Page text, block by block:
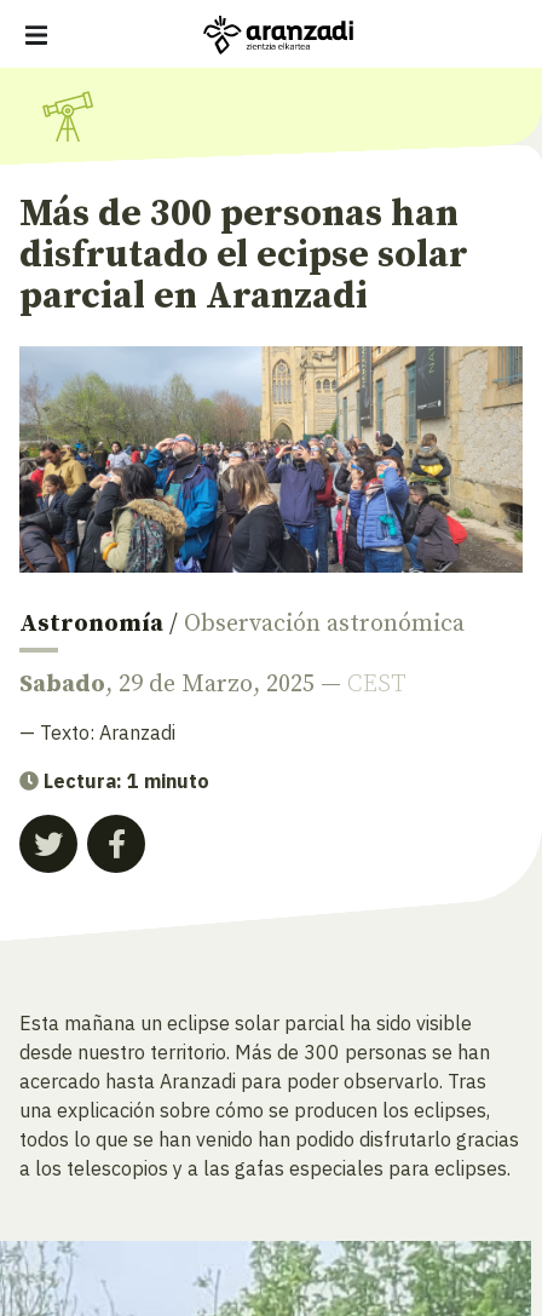
Más de 300 personas han
disfrutado el ecipse solar
parcial en Aranzadi
Astronomía / Observación astronómica
Sabado, 29 de Marzo, 2025 — CEST
— Texto: Aranzadi
Lectura: 1 minuto
Esta mañana un eclipse solar parcial ha sido visible
desde nuestro territorio. Más de 300 personas se han
acercado hasta Aranzadi para poder observarlo. Tras
una explicación sobre cómo se producen los eclipses,
todos lo que se han venido han podido disfrutarlo gracias
a los telescopios y a las gafas especiales para eclipses.